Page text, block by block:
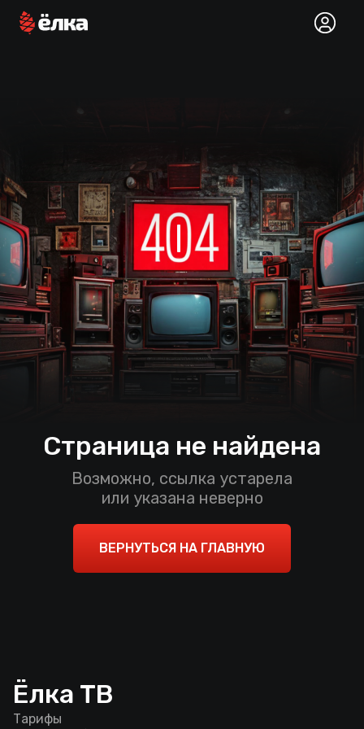
Страница не найдена
Возможно, ссылка устарела
или указана неверно
ВЕРНУТЬСЯ НА ГЛАВНУЮ
Ёлка ТВ
Тарифы